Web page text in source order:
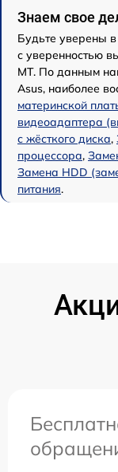
Знаем свое
Будьте уверены
с уверенностью
MT. По данным
Asus, наиболее
материнской
видеоадаптера
с жёсткого диска,
процессора,
Замена HDD
питания.